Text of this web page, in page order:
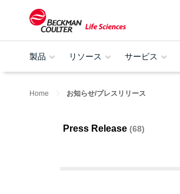
製品 リソース サービス
Home お知らせ/プレスリリース
Press Release 68